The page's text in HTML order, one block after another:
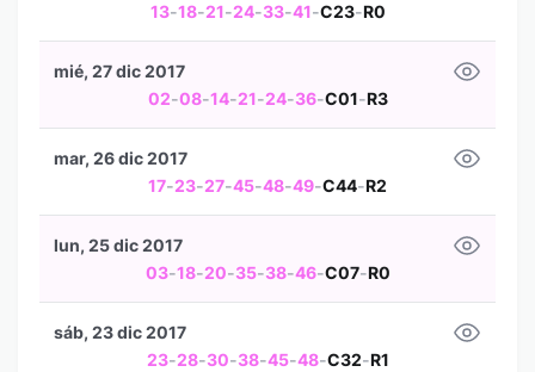
13-18-21-24-33-41-C23-R0
02-08-14-21-24-36-C01-R3
mié, 27 dic 2017
17-23-27-45-48-49-C44-R2
mar, 26 dic 2017
03-18-20-35-38-46-C07-R0
lun, 25 dic 2017
23-28-30-38-45-48-C32-R1
sáb, 23 dic 2017